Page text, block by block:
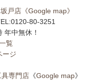
戸店 《Google map》
80-3251
年中無休！
覧
ージ
専門店 《Google map》